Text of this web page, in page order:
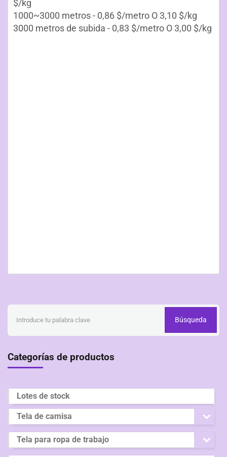
$/kg
1000~3000 metros - 0,86 $/metro O 3,10 $/kg
3000 metros de subida - 0,83 $/metro O 3,00 $/kg
Búsqueda
Categorías de productos
Lotes de stock
Tela de camisa
Tela para ropa de trabajo